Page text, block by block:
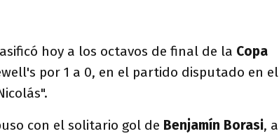
hoy a los octavos de final de la Copa
por 1 a 0, en el partido disputado en el
con el solitario gol de Benjamín Borasi, a